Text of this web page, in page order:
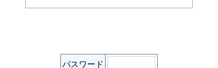
パスワード